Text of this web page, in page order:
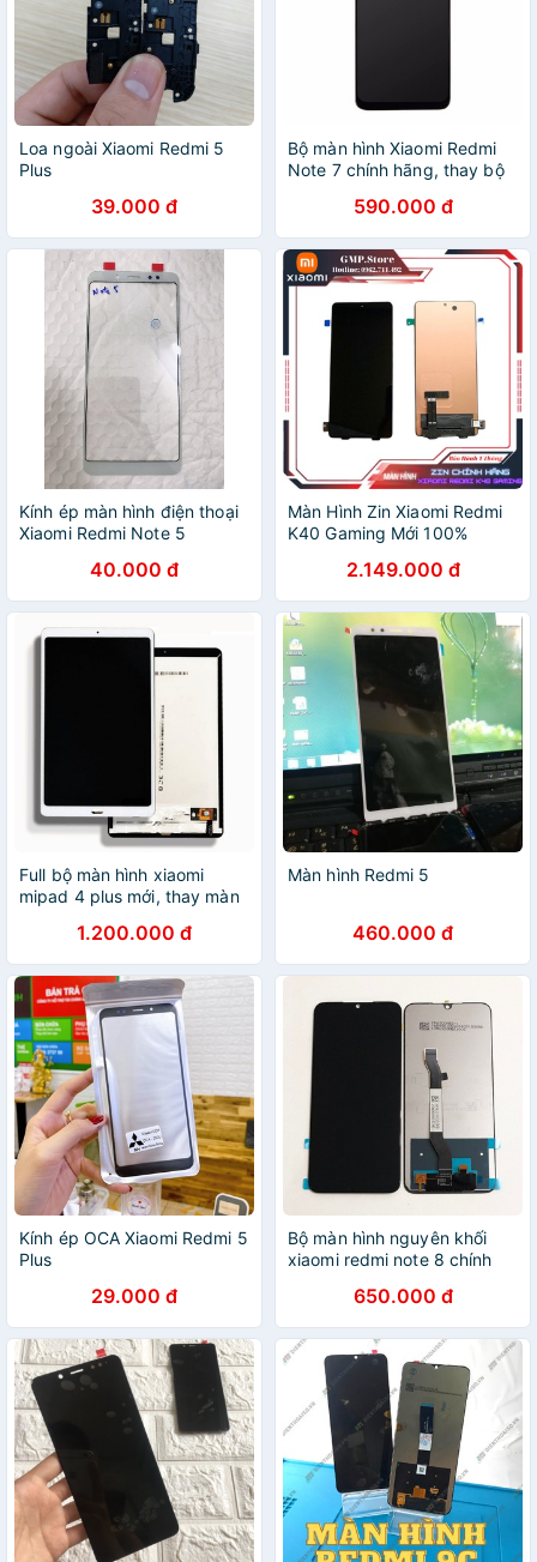
Loa ngoài Xiaomi Redmi 5
Plus
39.000 đ
Bộ màn hình Xiaomi Redmi
Note 7 chính hãng, thay bộ
590.000 đ
Kính ép màn hình điện thoại
Xiaomi Redmi Note 5
40.000 đ
Màn Hình Zin Xiaomi Redmi
K40 Gaming Mới 100%
2.149.000 đ
Full bộ màn hình xiaomi
mipad 4 plus mới, thay màn
1.200.000 đ
Màn hình Redmi 5
460.000 đ
Kính ép OCA Xiaomi Redmi 5
Plus
29.000 đ
Bộ màn hình nguyên khối
xiaomi redmi note 8 chính
redmi note 8 chất lượng
650.000 đ